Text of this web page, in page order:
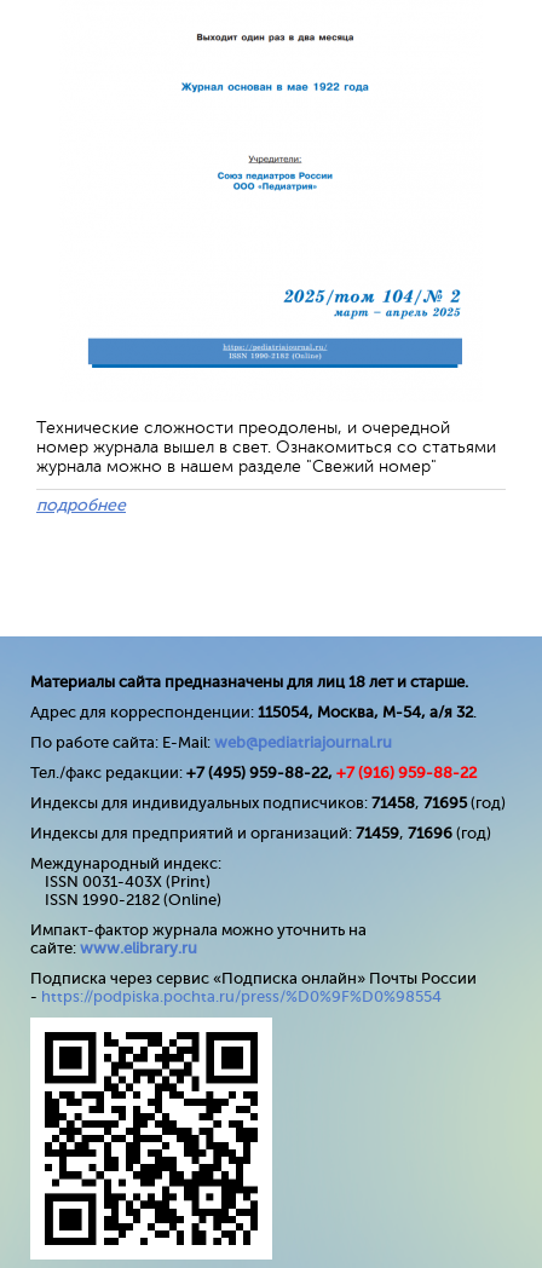
Технические сложности преодолены, и очередной
номер журнала вышел в свет. Ознакомиться со статьями
журнала можно в нашем разделе "Свежий номер"
подробнее
Материалы сайта предназначены для лиц 18 лет и старше.
Адрес для корреспонденции: 115054, Москва, М-54, а/я 32.
По работе сайта: E-Mail: web@pediatriajournal.ru
Тел./факс редакции: +7 (495) 959-88-22, +7 (916) 959-88-22
Индексы для индивидуальных подписчиков: 71458, 71695(год)
Индексы для предприятий и организаций: 71459, 71696 (год)
Международный индекс:
ISSN 0031-403X (Print)
ISSN 1990-2182 (Online)
Импакт-фактор журнала можно уточнить на
сайте: www.elibrary.ru
Подписка через сервис «Подписка онлайн» Почты России
- https://podpiska.pochta.ru/press/%D0%9F%D0%98554